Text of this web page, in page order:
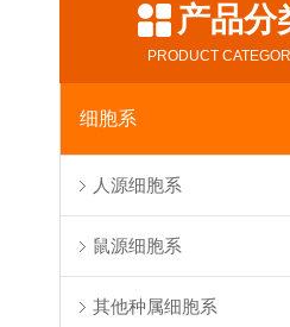
产品分
PRODUCT
细胞系
人源细胞系
鼠源细胞系
其他种属细胞系